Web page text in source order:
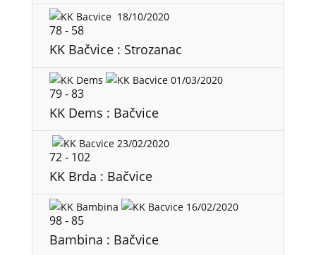
18/10/2020
78- 58
KK Bačvice : Strozanac
01/03/2020
79-83
KK Dems : Bačvice
23/02/2020
72- 102
KK Brda : Bačvice
16/02/2020
98-85
Bambina : Bačvice